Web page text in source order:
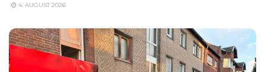
4. AUGUST 2026